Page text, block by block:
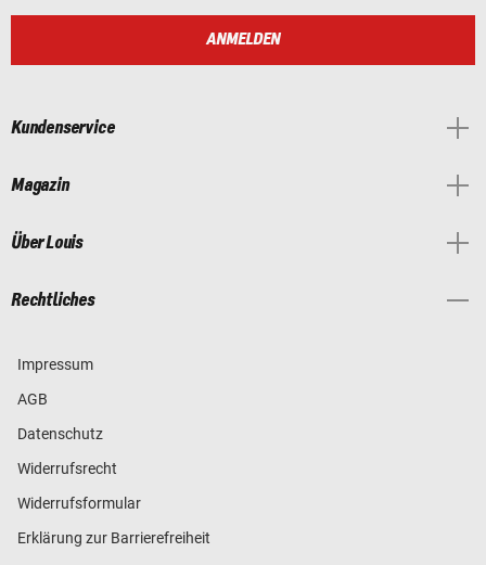
ANMELDEN
Kundenservice
Magazin
Über Louis
Rechtliches
Impressum
AGB
Datenschutz
Widerrufsrecht
Widerrufsformular
Erklärung zur Barrierefreiheit